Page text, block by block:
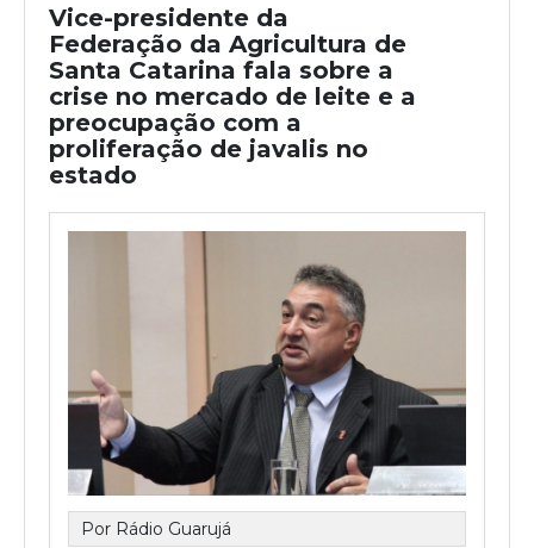
Vice-presidente da
Federação da Agricultura de
Santa Catarina fala sobre a
crise no mercado de leite e a
preocupação com a
proliferação de javalis no
estado
Por Rádio Guarujá